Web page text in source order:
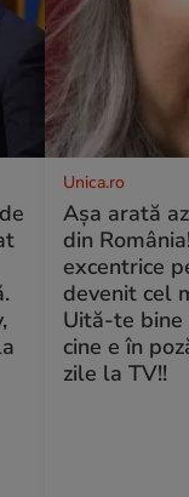
Unica.ro
Așa arată
din
excentrice
devenit cel
Uită-te bine
cine e în
zile la TV!!